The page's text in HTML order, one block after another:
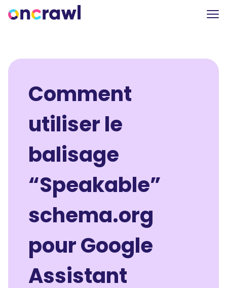
Comment
utiliser le
balisage
“Speakable”
schema.org
pour Google
Assistant